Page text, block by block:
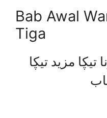
Bab Awal
Tiga
تيڮا مزيد تيڮا